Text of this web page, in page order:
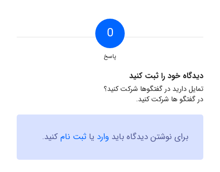
0
پاسخ
دیدگاه خود را ثبت کنید
تمایل دارید در گفتگوها شرکت کنید؟
در گفتگو ها شرکت کنید.
برای نوشتن دیدگاه باید وارد یا ثبت نامکنید.